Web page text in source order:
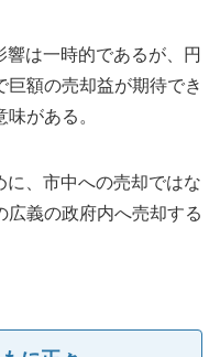
は一時的であるが、円
額の売却益が期待でき
がある。
、市中への売却ではな
広義の政府内へ売却する